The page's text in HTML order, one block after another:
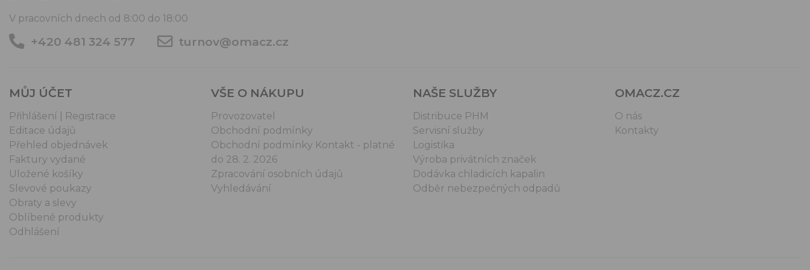
V pracovních dnech od 8:00 do 18:00
+420 481 324 577 turnov@omacz.cz
MŮJ ÚČET
Přihlášení | Registrace
Editace údajů
Přehled objednávek
Faktury vydané
Uložené košíky
Slevové poukazy
Obraty a slevy
Oblíbené produkty
Odhlášení
VŠE O NÁKUPU
Provozovatel
Obchodní podmínky
Obchodní podmínky Kontakt - platné
do 28. 2. 2026
Zpracování osobních údajů
Vyhledávání
NAŠE SLUŽBY
Distribuce PHM
Servisní služby
Logistika
Výroba privátních značek
Dodávka chladicích kapalin
Odběr nebezpečných odpadů
OMACZ.CZ
O nás
Kontakty